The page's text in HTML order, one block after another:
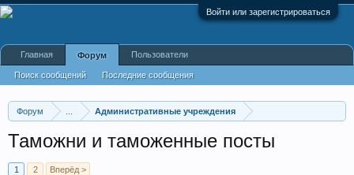
Войти или зарегистрироваться
Форум Административные учреждения
Таможни и таможенные посты
1 2 Вперёд >
Главная Форум
Поиск сообщений Последние сообщения
Пользователи